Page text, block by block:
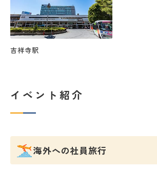
吉祥寺駅
イベント紹介
海外への社員旅行